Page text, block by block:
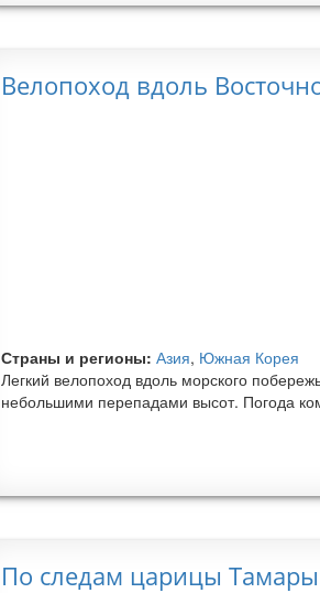
Велопоход вдоль
Страны и регионы: Азия, Южная Корея
Легкий велопоход вдоль морского
небольшими перепадами высот. Погода
По следам царицы